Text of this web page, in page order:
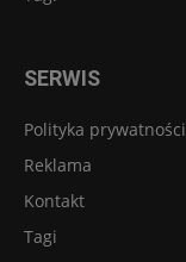
SERWIS
Polityka prywatności
Reklama
Kontakt
Tagi